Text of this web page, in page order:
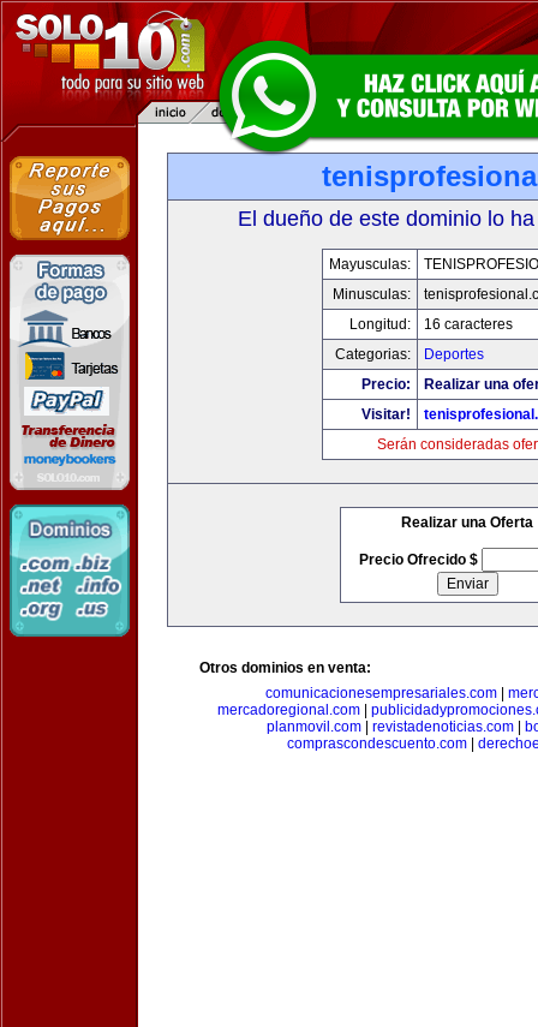
El dueño de este dominio lo
Mayusculas:
Minusculas:
Longitud:
16 caracteres
Categorias:
Deportes
Precio:
Realizar una
Visitar!
Serán consideradas
Realizar una Oferta
Precio Ofrecido $
Otros dominios en venta:
comunicacionesempresariales.com
mercadoregional.com
planmovil.com| revistadenoticias.com|
comprascondescuento.com|